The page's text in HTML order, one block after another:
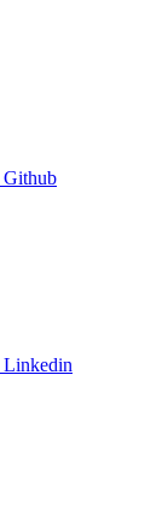
Github
Linkedin